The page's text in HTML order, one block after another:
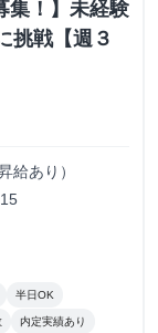
集！】未経験
挑戦【週３
給あり）
半日OK
内定実績あり